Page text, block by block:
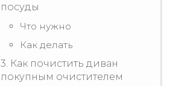
посуды
Что нужно
Как делать
3. Как почистить диван
покупным очистителем